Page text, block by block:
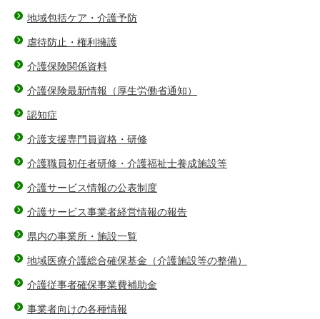
地域包括ケア・介護予防
虐待防止・権利擁護
介護保険関係資料
介護保険最新情報（厚生労働省通知）
認知症
介護支援専門員資格・研修
介護職員初任者研修・介護福祉士養成施設等
介護サービス情報の公表制度
介護サービス事業者経営情報の報告
県内の事業所・施設一覧
地域医療介護総合確保基金（介護施設等の整備）
介護従事者確保事業費補助金
事業者向けの各種情報